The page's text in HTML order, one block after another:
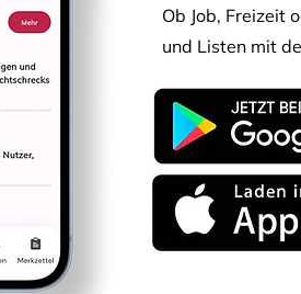
Ob Job, Freizeit
und Listen mit